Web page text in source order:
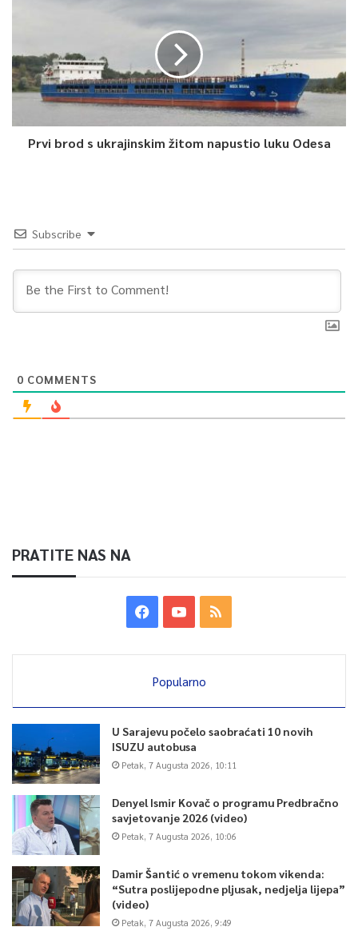
Prvi brod s ukrajinskim žitom napustio luku Odesa
Subscribe
0 COMMENTS
PRATITE NAS NA
Popularno
U Sarajevu počelo saobraćati 10 novih
ISUZU autobusa
Petak, 7 Augusta 2026, 10:11
Denyel Ismir Kovač o programu Predbračno
savjetovanje 2026 (video)
Petak, 7 Augusta 2026, 10:06
Damir Šantić o vremenu tokom vikenda:
“Sutra poslijepodne pljusak, nedjelja lijepa”
(video)
Petak, 7 Augusta 2026, 9:49